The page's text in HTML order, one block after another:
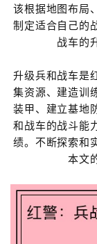
该根据地图布局
制定适合自己的
战车的
升级兵和战车是
集资源、建造训
装甲、建立基地
和战车的战斗能
绩。不断探索和
本文